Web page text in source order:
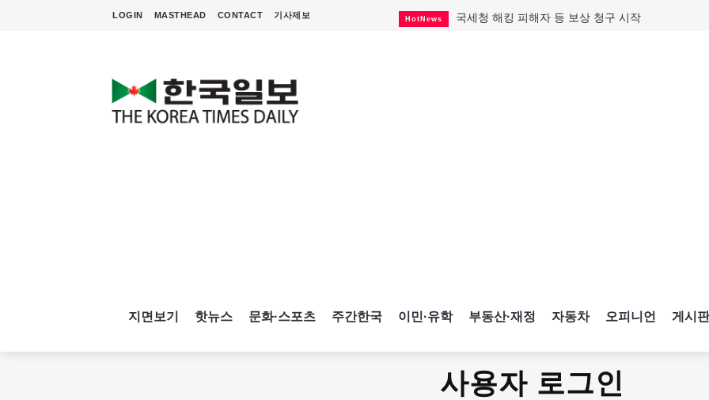
LOGIN MASTHEAD CONTACT 기사제보 HotNews 국세청 해킹 피해자 등 보상 청구 시작
지면보기 핫뉴스 문화·스포츠 주간한국 이민·유학 부동산·재정 자동차 오피니언 게시판
사용자 로그인